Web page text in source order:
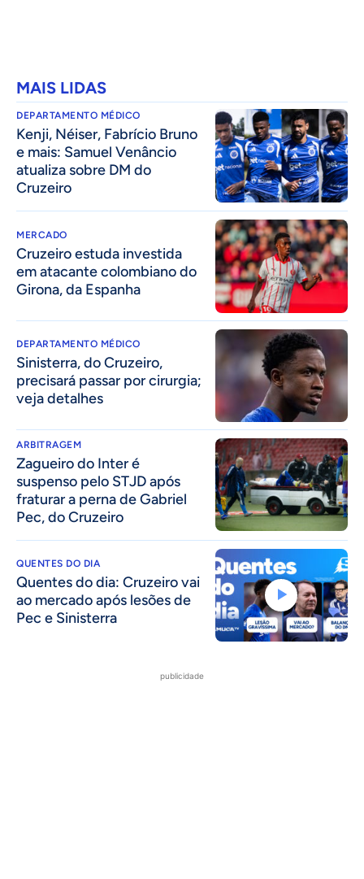
MAIS LIDAS
DEPARTAMENTO MÉDICO
Kenji, Néiser, Fabrício Bruno
e mais: Samuel Venâncio
atualiza sobre DM do
Cruzeiro
MERCADO
Cruzeiro estuda investida
em atacante colombiano do
Girona, da Espanha
DEPARTAMENTO MÉDICO
Sinisterra, do Cruzeiro,
precisará passar por cirurgia;
veja detalhes
ARBITRAGEM
Zagueiro do Inter é
suspenso pelo STJD após
fraturar a perna de Gabriel
Pec, do Cruzeiro
QUENTES DO DIA
Quentes do dia: Cruzeiro vai
ao mercado após lesões de
Pec e Sinisterra
publicidade